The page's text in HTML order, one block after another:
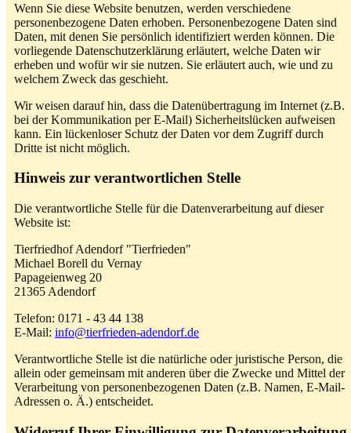
Wenn Sie diese Website benutzen, werden verschiedene
personenbezogene Daten erhoben. Personenbezogene Daten sind
Daten, mit denen Sie persönlich identifiziert werden können. Die
vorliegende Datenschutzerklärung erläutert, welche Daten wir
erheben und wofür wir sie nutzen. Sie erläutert auch, wie und zu
welchem Zweck das geschieht.
Wir weisen darauf hin, dass die Datenübertragung im Internet (z.B.
bei der Kommunikation per E-Mail) Sicherheitslücken aufweisen
kann. Ein lückenloser Schutz der Daten vor dem Zugriff durch
Dritte ist nicht möglich.
Hinweis zur verantwortlichen Stelle
Die verantwortliche Stelle für die Datenverarbeitung auf dieser
Website ist:
Tierfriedhof Adendorf "Tierfrieden"
Michael Borell du Vernay
Papageienweg 20
21365 Adendorf
Telefon: 0171 - 43 44 138
E-Mail: info@tierfrieden-adendorf.de
Verantwortliche Stelle ist die natürliche oder juristische Person, die
allein oder gemeinsam mit anderen über die Zwecke und Mittel der
Verarbeitung von personenbezogenen Daten (z.B. Namen, E-Mail-
Adressen o. Ä.) entscheidet.